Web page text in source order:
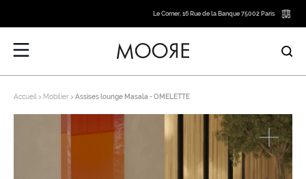
Le Corner, 16 Rue de la Banque 75002 Paris
Accueil Mobilier Assises lounge Masala - OMELETTE